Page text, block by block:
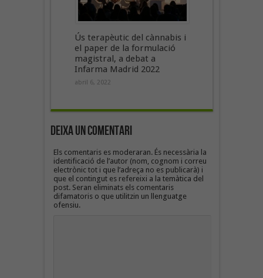
Ús terapèutic del cànnabis i
el paper de la formulació
magistral, a debat a
Infarma Madrid 2022
abril 6, 2022
Deixa un Comentari
Els comentaris es moderaran. És necessària la
identificació de l’autor (nom, cognom i correu
electrònic tot i que l’adreça no es publicarà) i
que el contingut es refereixi a la temàtica del
post. Seran eliminats els comentaris
difamatoris o que utilitzin un llenguatge
ofensiu.